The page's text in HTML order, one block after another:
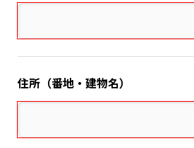
住所（番地・建物名）